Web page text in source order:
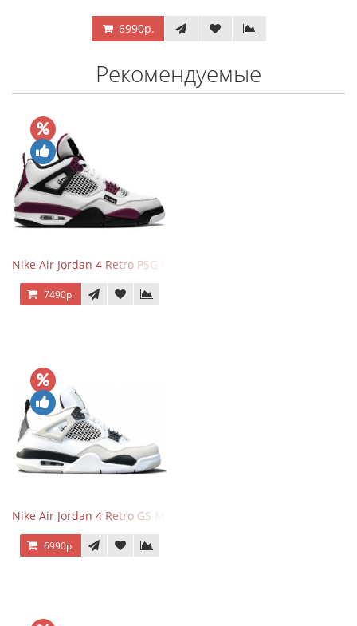
6990р.
Рекомендуемые
Nike Air Jordan 4 Retro PSG Paris Saint-Germain
7490р.
Nike Air Jordan 4 Retro GS Military Black
6990р.